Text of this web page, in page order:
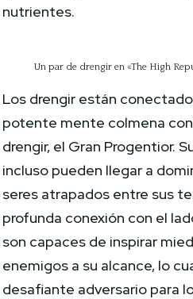
nutrientes.
Un par de drengir en «The High
Los drengir están
potente mente colmena
drengir, el Gran Progentior.
incluso pueden llegar a
seres atrapados entre sus
profunda conexión con el
son capaces de inspirar
enemigos a su alcance, lo
desafiante adversario para